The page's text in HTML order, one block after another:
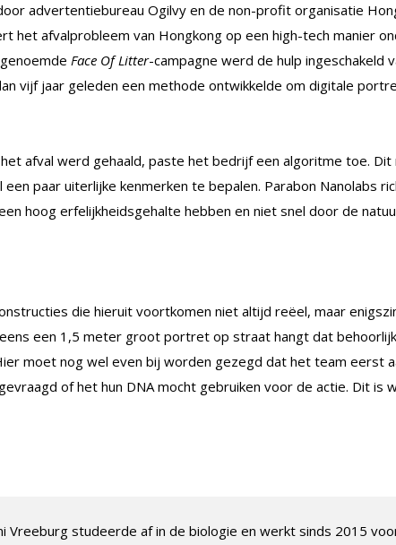
advertentiebureau Ogilvy en de non-profit organisatie
het afvalprobleem van Hongkong op een high-tech manier
Face Of Litter-campagne werd de hulp ingeschakeld
vijf jaar geleden een methode ontwikkelde om digitale
afval werd gehaald, paste het bedrijf een algoritme toe.
paar uiterlijke kenmerken te bepalen. Parabon Nanolabs
hoog erfelijkheidsgehalte hebben en niet snel door de
die hieruit voortkomen niet altijd reëel, maar
een 1,5 meter groot portret op straat hangt dat
moet nog wel even bij worden gezegd dat het team eerst
of het hun DNA mocht gebruiken voor de actie. Dit is
Vreeburg studeerde af in de biologie en werkt sinds 2015